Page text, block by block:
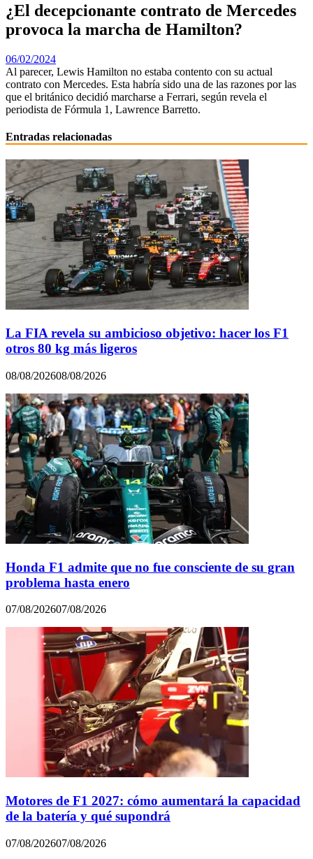
¿El decepcionante contrato de Mercedes
provoca la marcha de Hamilton?
06/02/2024
Al parecer, Lewis Hamilton no estaba contento con su actual
contrato con Mercedes. Esta habría sido una de las razones por las
que el británico decidió marcharse a Ferrari, según revela el
periodista de Fórmula 1, Lawrence Barretto.
Entradas relacionadas
La FIA revela su ambicioso objetivo: hacer los F1
otros 80 kg más ligeros
08/08/202608/08/2026
Honda F1 admite que no fue consciente de su gran
problema hasta enero
07/08/202607/08/2026
Motores de F1 2027: cómo aumentará la capacidad
de la batería y qué supondrá
07/08/202607/08/2026